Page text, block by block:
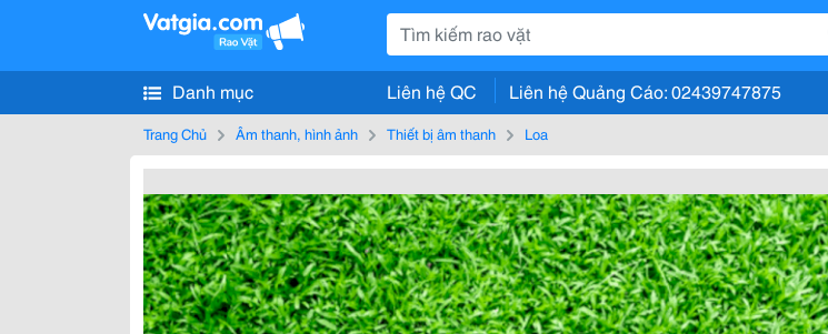
Danh mục Liên hệ QC Liên hệ Quảng Cáo: 02439747875
Trang Chủ Âm thanh, hình ảnh Thiết bị âm thanh Loa